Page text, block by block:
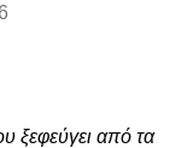
ξεφεύγει από τα